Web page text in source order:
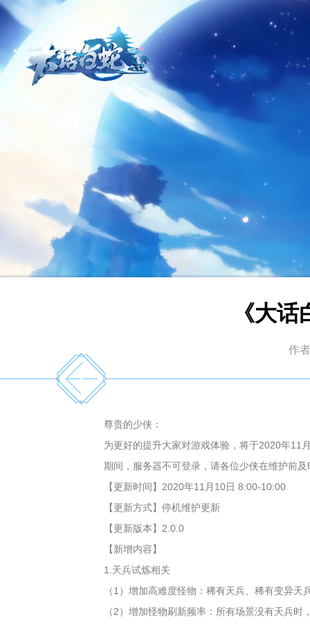
《大
作
尊贵的少侠：
为更好的提升大家对游戏体验，将于2020年11
期间，服务器不可登录，请各位少侠在维护前
【更新时间】2020年11月10日 8:00-10:00
【更新方式】停机维护更新
【更新版本】2.0.0
【新增内容】
1.天兵试炼相关
（1）增加高难度怪物：稀有天兵、稀有变异天
（2）增加怪物刷新频率：所有场景没有天兵